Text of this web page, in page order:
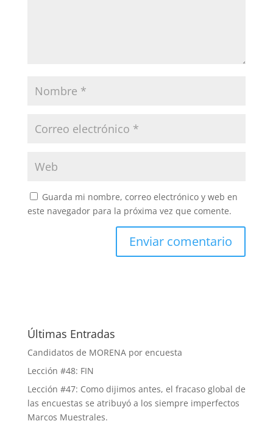
Guarda mi nombre, correo electrónico y web en
este navegador para la próxima vez que comente.
Últimas Entradas
Candidatos de MORENA por encuesta
Lección #48: FIN
Lección #47: Como dijimos antes, el fracaso global de
las encuestas se atribuyó a los siempre imperfectos
Marcos Muestrales.